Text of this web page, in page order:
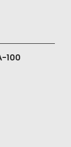
100